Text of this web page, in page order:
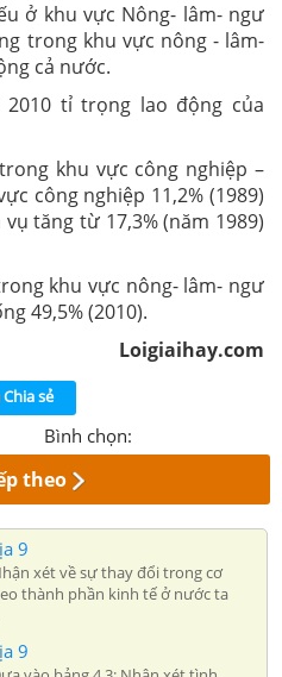
ở khu vực Nông- lâm- ngư
trong khu vực nông - lâm-
cả nước.
tỉ trọng lao động của
khu vực công nghiệp –
công nghiệp 11,2% (1989)
tăng từ 17,3% (năm 1989)
khu vực nông- lâm- ngư
49,5% (2010).
Loigiaihay.com
Chia sẻ
Bình chọn:
theo
9
xét về sự thay đổi trong cơ
thành phần kinh tế ở nước ta
9